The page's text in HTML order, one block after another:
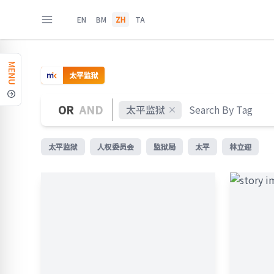
EN BM ZH TA
MENU 太平监狱
OR AND 太平监狱
太平监狱 人权委员会 监狱局 太平 林立迎